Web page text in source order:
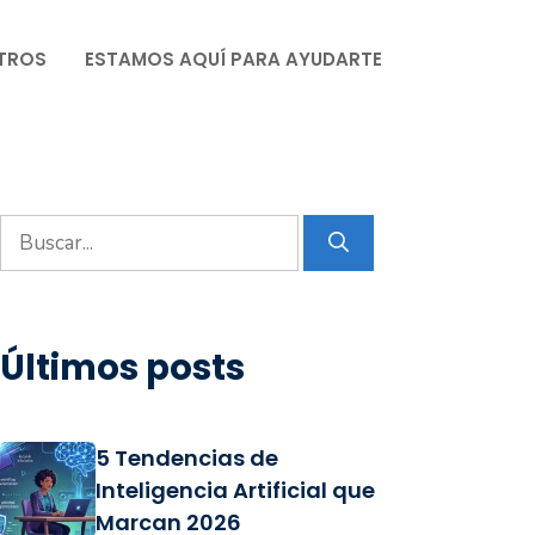
ESTAMOS AQUÍ PARA AYUDARTE
Buscar:
Últimos posts
5 Tendencias de
Inteligencia Artificial que
Marcan 2026